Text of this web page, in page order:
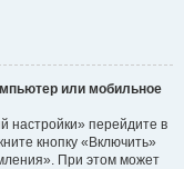
или мобильное
настройки» перейдите в
кнопку «Включить»
При этом может